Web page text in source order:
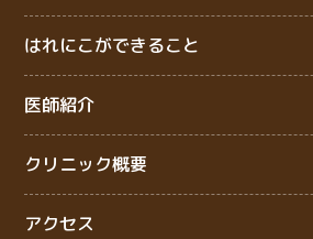
はれにこができること
医師紹介
クリニック概要
アクセス